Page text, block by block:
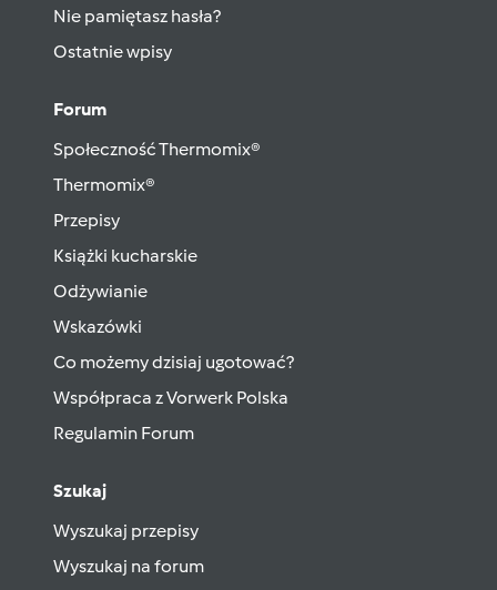
Nie pamiętasz hasła?
Ostatnie wpisy
Forum
Społeczność Thermomix®
Thermomix®
Przepisy
Książki kucharskie
Odżywianie
Wskazówki
Co możemy dzisiaj ugotować?
Współpraca z Vorwerk Polska
Regulamin Forum
Szukaj
Wyszukaj przepisy
Wyszukaj na forum